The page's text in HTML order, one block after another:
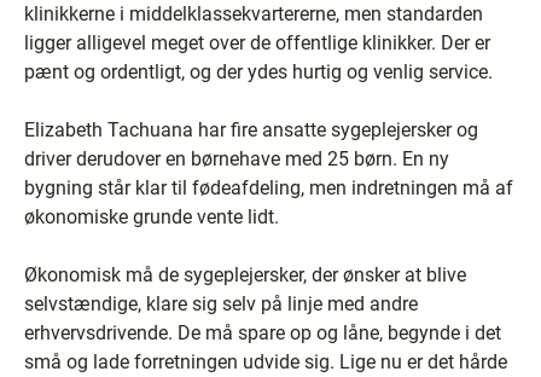
klinikkerne i middelklassekvartererne, men standarden
ligger alligevel meget over de offentlige klinikker. Der er
pænt og ordentligt, og der ydes hurtig og venlig service.
Elizabeth Tachuana har fire ansatte sygeplejersker og
driver derudover en børnehave med 25 børn. En ny
bygning står klar til fødeafdeling, men indretningen må af
økonomiske grunde vente lidt.
Økonomisk må de sygeplejersker, der ønsker at blive
selvstændige, klare sig selv på linje med andre
erhvervsdrivende. De må spare op og låne, begynde i det
små og lade forretningen udvide sig. Lige nu er det hårde